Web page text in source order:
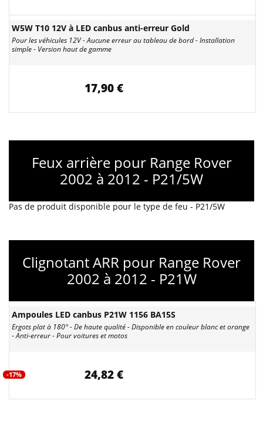
W5W T10 12V à LED canbus anti-erreur Gold
Pour les véhicules 12V - Aucune erreur au tableau de bord - Installation
simple - Version haut de gamme
17,90 €
Feux arrière pour Range Rover
2002 à 2012 - P21/5W
Pas de produit disponible pour le type de feu - P21/5W
Clignotant ARR pour Range Rover
2002 à 2012 - P21W
Ampoules LED canbus P21W 1156 BA15S
Ergots plat à 180° - De haute qualité - Disponible en couleur blanc et orange
- Anti-erreur - Pour voitures et motos
-17% 24,82 €